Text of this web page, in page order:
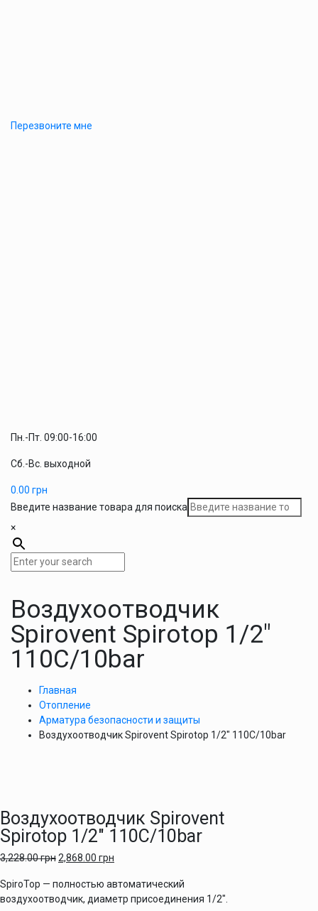
Перезвоните мне
Пн.-Пт. 09:00-16:00
Сб.-Вс. выходной
0.00 грн
Введите название товара для поиска
×
Воздухоотводчик
Spirovent Spirotop 1/2″
110C/10bar
Главная
Отопление
Арматура безопасности и защиты
Воздухоотводчик Spirovent Spirotop 1/2″ 110C/10bar
Воздухоотводчик Spirovent
Spirotop 1/2″ 110C/10bar
3,228.00грн2,868.00 грн
SpiroTop — полностью автоматический
воздухоотводчик, диаметр присоединения 1/2″.